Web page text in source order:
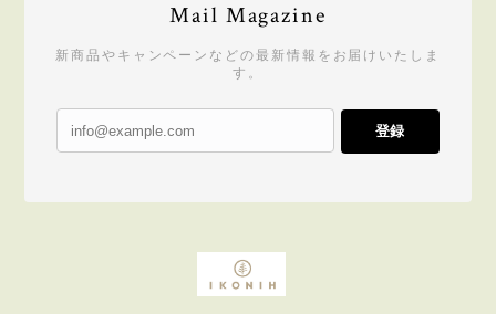
Mail Magazine
新商品やキャンペーンなどの最新情報をお届けいたしま
す。
登録